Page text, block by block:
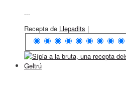
...
Recepta de Llepadits |